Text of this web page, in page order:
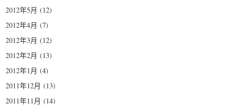
2012年5月 (12)
2012年4月 (7)
2012年3月 (12)
2012年2月 (13)
2012年1月 (4)
2011年12月 (13)
2011年11月 (14)